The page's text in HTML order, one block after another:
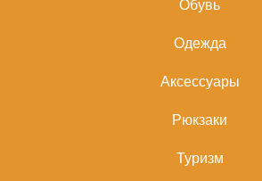
Обувь
Одежда
Аксессуары
Рюкзаки
Туризм